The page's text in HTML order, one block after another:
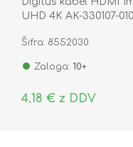
UHD 4K AK-330107-
Šifra: 8552030
Zaloga: 10+
4,18 € z DDV